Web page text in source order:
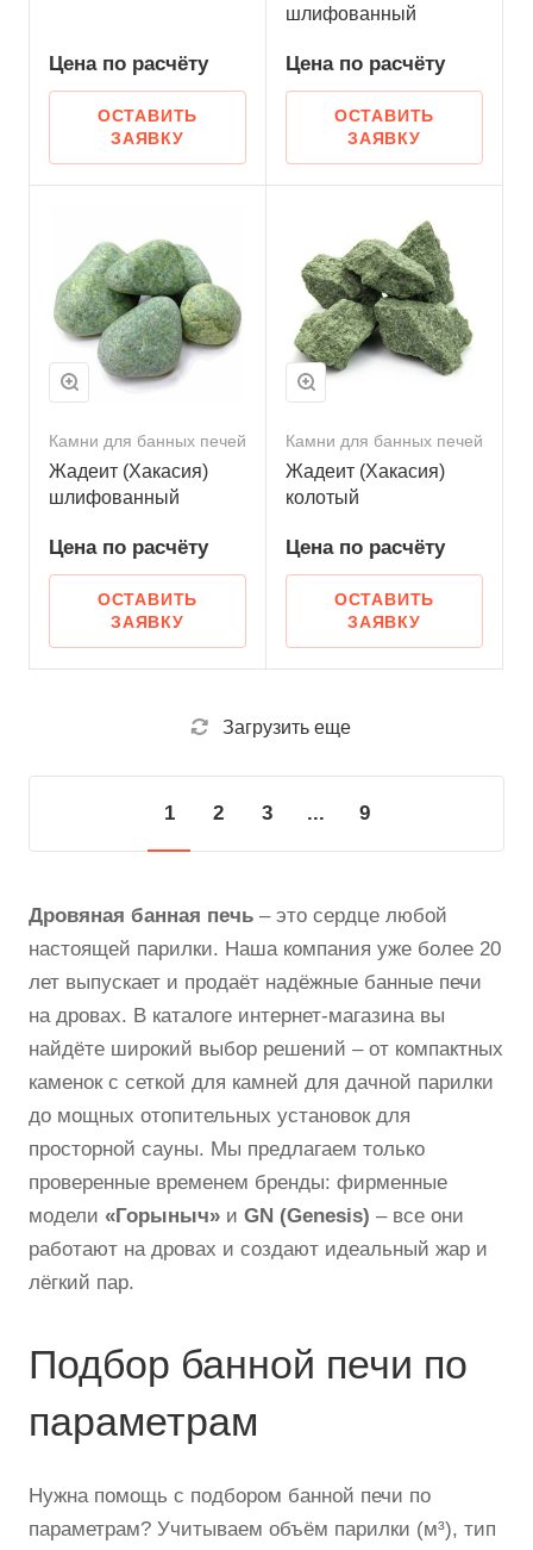
Цена по расчёту
ОСТАВИТЬ
ЗАЯВКУ
шлифованный
Цена по расчёту
ОСТАВИТЬ
ЗАЯВКУ
Камни для банных печей
Жадеит (Хакасия)
шлифованный
Цена по расчёту
ОСТАВИТЬ
ЗАЯВКУ
Камни для банных печей
Жадеит (Хакасия)
колотый
Цена по расчёту
ОСТАВИТЬ
ЗАЯВКУ
Загрузить еще
1 2 3 ... 9
Дровяная банная печь – это сердце любой
настоящей парилки. Наша компания уже более 20
лет выпускает и продаёт надёжные банные печи
на дровах. В каталоге интернет-магазина вы
найдёте широкий выбор решений – от компактных
каменок с сеткой для камней для дачной парилки
до мощных отопительных установок для
просторной сауны. Мы предлагаем только
проверенные временем бренды: фирменные
модели «Горыныч» и GN (Genesis) – все они
работают на дровах и создают идеальный жар и
лёгкий пар.
Подбор банной печи по
параметрам
Нужна помощь с подбором банной печи по
параметрам? Учитываем объём парилки (м³), тип